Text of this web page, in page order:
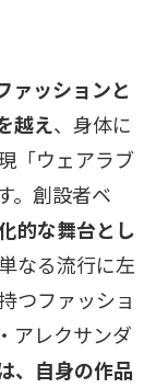
ァッションと
越え、身体に
「ウェアラブ
。創設者ベ
的な舞台とし
なる流行に左
つファッショ
アレクサンダ
、自身の作品